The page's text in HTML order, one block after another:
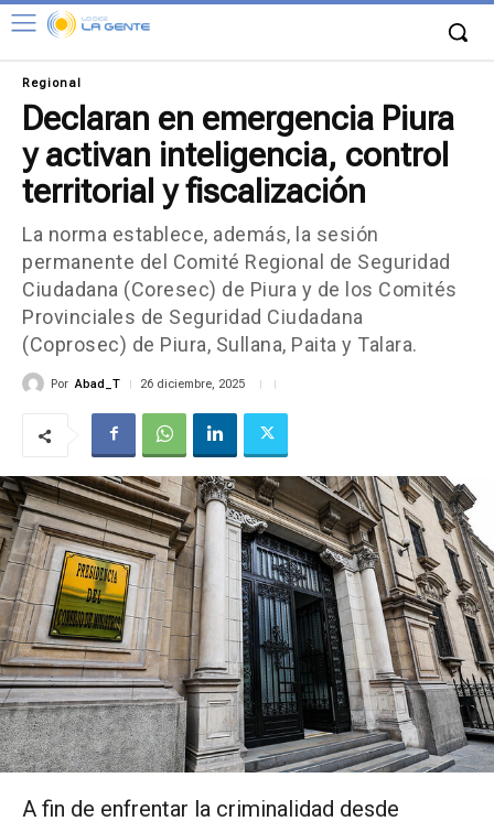
Regional
Declaran en emergencia Piura
y activan inteligencia, control
territorial y fiscalización
La norma establece, además, la sesión
permanente del Comité Regional de Seguridad
Ciudadana (Coresec) de Piura y de los Comités
Provinciales de Seguridad Ciudadana
(Coprosec) de Piura, Sullana, Paita y Talara.
Por Abad_T 26 diciembre, 2025
A fin de enfrentar la criminalidad desde